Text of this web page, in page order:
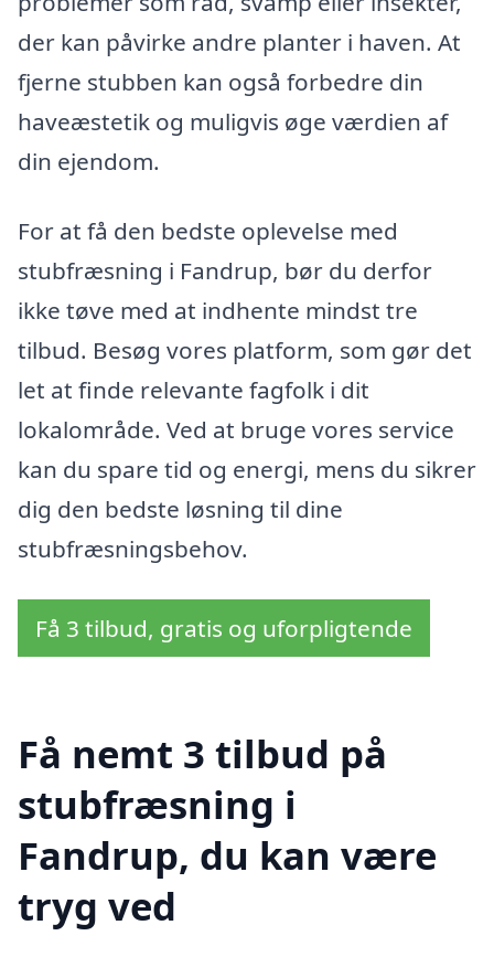
der kan påvirke andre planter i haven. At
fjerne stubben kan også forbedre din
haveæstetik og muligvis øge værdien af
din ejendom.
For at få den bedste oplevelse med
stubfræsning i Fandrup, bør du derfor
ikke tøve med at indhente mindst tre
tilbud. Besøg vores platform, som gør det
let at finde relevante fagfolk i dit
lokalområde. Ved at bruge vores service
kan du spare tid og energi, mens du sikrer
dig den bedste løsning til dine
stubfræsningsbehov.
Få 3 tilbud, gratis og uforpligtende
Få nemt 3 tilbud på
stubfræsning i
Fandrup, du kan være
tryg ved